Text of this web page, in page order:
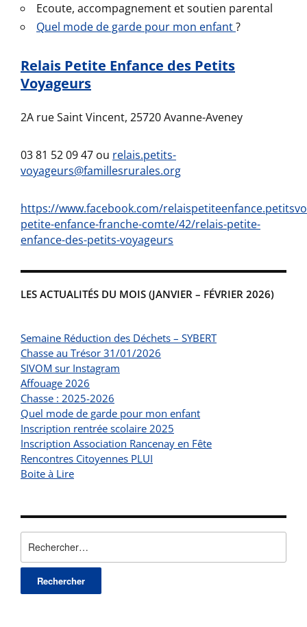
Ecoute, accompagnement et soutien parental
Quel mode de garde pour mon enfant?
Relais Petite Enfance des Petits
Voyageurs
2A rue Saint Vincent, 25720 Avanne-Aveney
03 81 52 09 47 ou relais.petits-
voyageurs@famillesrurales.org
https://www.facebook.com/
petite-enfance-franche-comte/42/relais-petite-
enfance-des-petits-voyageurs
LES ACTUALITÉS DU MOIS (JANVIER – FÉVRIER 2026)
Semaine Réduction des Déchets – SYBERT
Chasse au Trésor 31/01/2026
SIVOM sur Instagram
Affouage 2026
Chasse : 2025-2026
Quel mode de garde pour mon enfant
Inscription rentrée scolaire 2025
Inscription Association Rancenay en Fête
Rencontres Citoyennes PLUI
Boite à Lire